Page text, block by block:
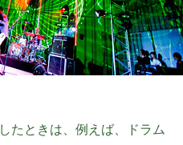
たときは、例えば、ドラム